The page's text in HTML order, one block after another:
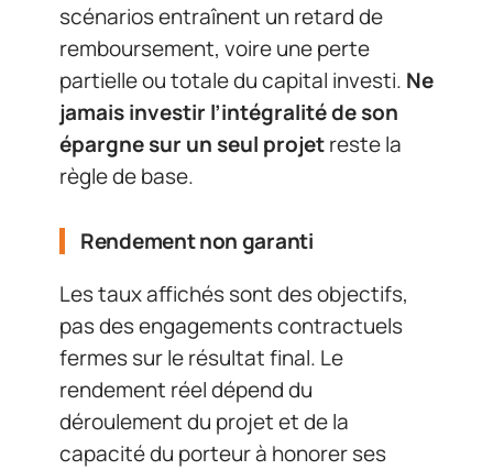
scénarios entraînent un retard de
remboursement, voire une perte
partielle ou totale du capital investi. Ne
jamais investir l’intégralité de son
épargne sur un seul projetreste la
règle de base.
Rendement non garanti
Les taux affichés sont des objectifs,
pas des engagements contractuels
fermes sur le résultat final. Le
rendement réel dépend du
déroulement du projet et de la
capacité du porteur à honorer ses